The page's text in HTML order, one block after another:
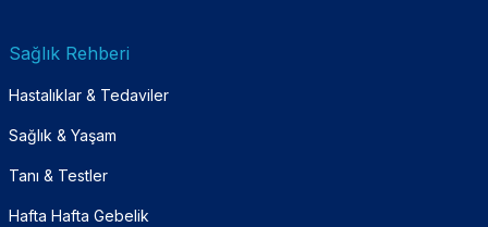
Sağlık Rehberi
Hastalıklar & Tedaviler
Sağlık & Yaşam
Tanı & Testler
Hafta Hafta Gebelik